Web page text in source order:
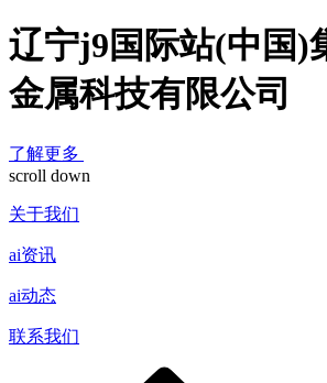
辽宁j9国际站(中国)
金属科技有限公司
了解更多
scroll down
关于我们
ai资讯
ai动态
联系我们